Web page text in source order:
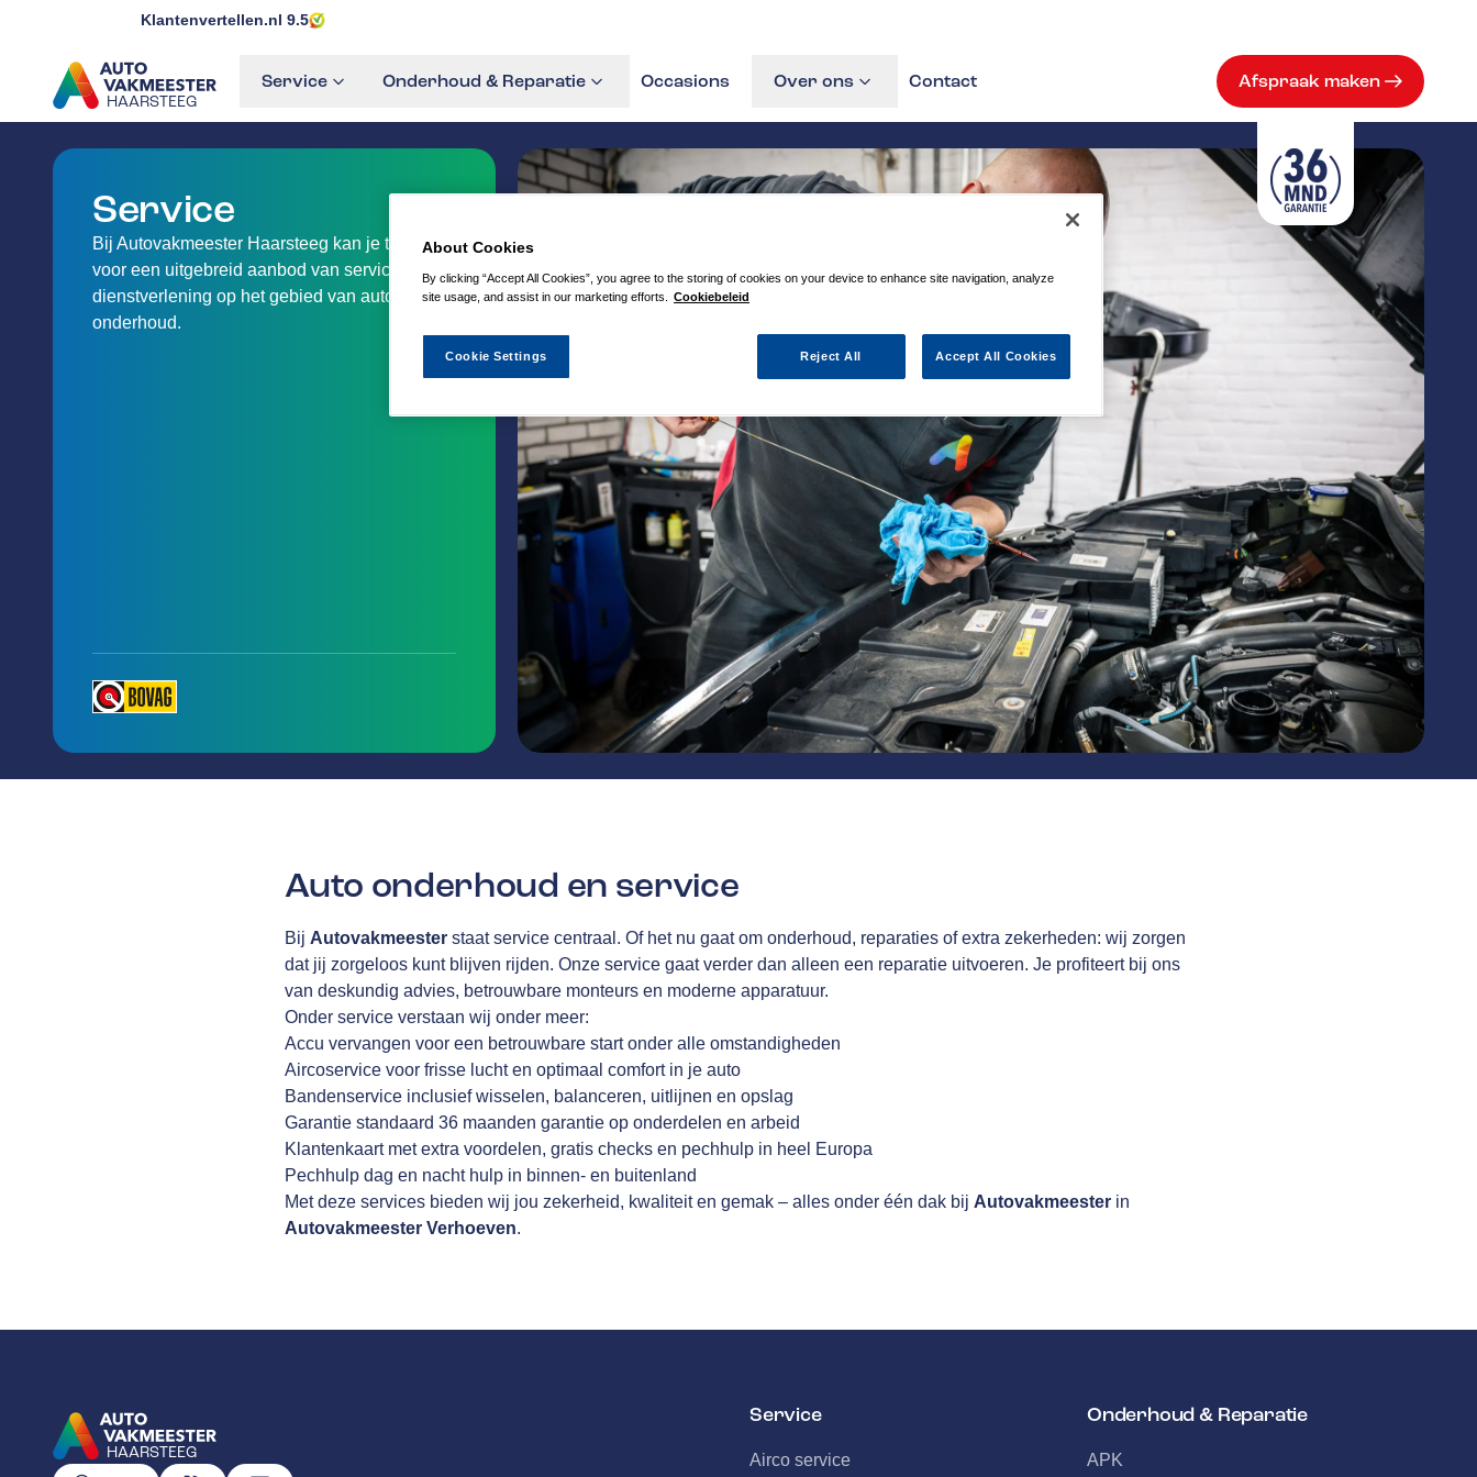
Klantenvertellen.nl 9.5
HAARSTEEG
GA NAAR DE HOMEPAGINA
Service Onderhoud & Reparatie Occasions Over ons Contact Afspraak maken
Service
Bij Autovakmeester Haarsteeg kan je terecht
voor een uitgebreid aanbod van service en
dienstverlening op het gebied van auto-
onderhoud.
Auto onderhoud en service
Bij Autovakmeester staat service centraal. Of het nu gaat om onderhoud, reparaties of extra zekerheden: wij zorgen
dat jij zorgeloos kunt blijven rijden. Onze service gaat verder dan alleen een reparatie uitvoeren. Je profiteert bij ons
van deskundig advies, betrouwbare monteurs en moderne apparatuur.
Onder service verstaan wij onder meer:
Accu vervangen voor een betrouwbare start onder alle omstandigheden
Aircoservice voor frisse lucht en optimaal comfort in je auto
Bandenservice inclusief wisselen, balanceren, uitlijnen en opslag
Garantie standaard 36 maanden garantie op onderdelen en arbeid
Klantenkaart met extra voordelen, gratis checks en pechhulp in heel Europa
Pechhulp dag en nacht hulp in binnen- en buitenland
Met deze services bieden wij jou zekerheid, kwaliteit en gemak – alles onder één dak bij Autovakmeester in
Autovakmeester Verhoeven.
HAARSTEEG
Service
Airco service
Onderhoud & Reparatie
APK
About Cookies
By clicking “Accept All Cookies”, you agree to the storing of cookies on your device to enhance site navigation, analyze
site usage, and assist in our marketing efforts.
Cookiebeleid
Reject All Accept All Cookies
Cookie Settings